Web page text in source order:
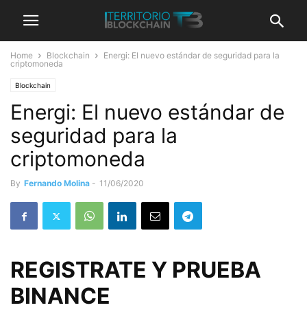
Home Blockchain
Energi: El nuevo estándar de seguridad para la
criptomoneda
Blockchain
Energi: El nuevo estándar de
seguridad para la
criptomoneda
By Fernando Molina - 11/06/2020
REGISTRATE Y PRUEBA
BINANCE